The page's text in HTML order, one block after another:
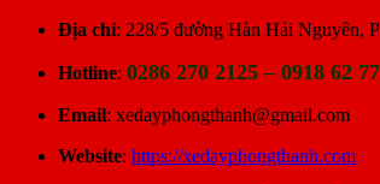
Địa chỉ: 228/5 đường Hàn Hải Nguyên,
Hotline: 0286 270 2125 – 0918 62
Email: xedayphongthanh@gmail.com
Website: https://xedayphongthanh.com